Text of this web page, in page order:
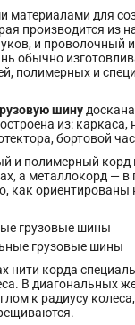
материалами для
производится из
и проволочный
обычно
полимерных и
шину
из: каркаса,
бортовой
и полимерный корд
а металлокорд — в
как ориентированы
грузовые шины
грузовые шины
нити корда
В диагональных
к радиусу